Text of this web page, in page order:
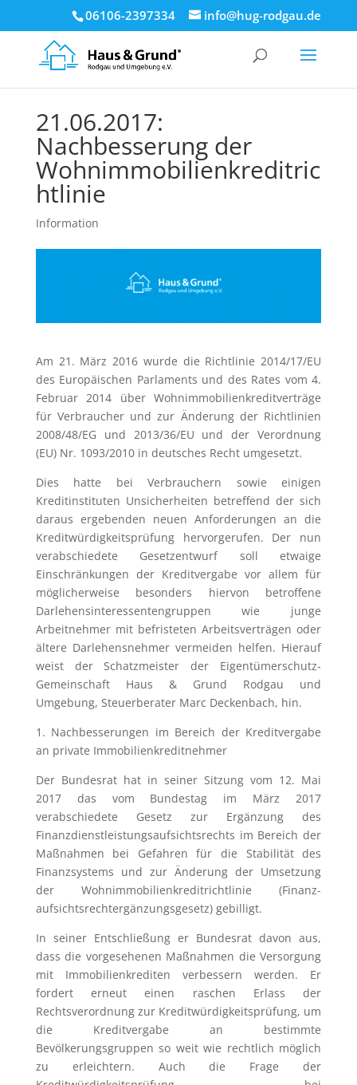
06106-2397334 info@hug-rodgau.de
21.06.2017:
Nachbesserung der
Wohnimmobilienkreditric
htlinie
Information
Am 21. März 2016 wurde die Richtlinie 2014/17/EU
des Europäischen Parlaments und des Rates vom 4.
Februar 2014 über Wohnimmobilienkreditverträge
für Verbraucher und zur Änderung der Richtlinien
2008/48/EG und 2013/36/EU und der Verordnung
(EU) Nr. 1093/2010 in deutsches Recht umgesetzt.
Dies hatte bei Verbrauchern sowie einigen
Kreditinstituten Unsicherheiten betreffend der sich
daraus ergebenden neuen Anforderungen an die
Kreditwürdigkeitsprüfung hervorgerufen. Der nun
verabschiedete Gesetzentwurf soll etwaige
Einschränkungen der Kreditvergabe vor allem für
möglicherweise besonders hiervon betroffene
Darlehens­interessentengruppen wie junge
Arbeitnehmer mit befristeten Arbeitsverträgen oder
ältere Darlehensnehmer vermeiden helfen. Hierauf
weist der Schatzmeister der Eigentümerschutz-
Gemeinschaft Haus & Grund Rodgau und
Umgebung, Steuerberater Marc Deckenbach, hin.
1. Nachbesserungen im Bereich der Kreditvergabe
an private Immobilienkreditnehmer
Der Bundesrat hat in seiner Sitzung vom 12. Mai
2017 das vom Bundestag im März 2017
verabschiedete Gesetz zur Ergänzung des
Finanzdienstleistungsaufsichtsrechts im Bereich der
Maßnahmen bei Gefahren für die Stabilität des
Finanzsystems und zur Änderung der Umsetzung
der Wohnimmobilienkreditrichtlinie (Finanz­
aufsichts­rechtergänzungsgesetz) gebilligt.
In seiner Entschließung er Bundesrat davon aus,
dass die vorgesehenen Maßnahmen die Versorgung
mit Immobilienkrediten verbessern werden. Er
fordert erneut einen raschen Erlass der
Rechtsverordnung zur Kreditwürdigkeitsprüfung, um
die Kreditvergabe an bestimmte
Bevölkerungsgruppen so weit wie rechtlich möglich
zu erleichtern. Auch die Frage der